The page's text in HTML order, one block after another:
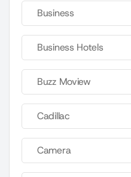
Business
Business Hotels
Buzz Moview
Cadillac
Camera